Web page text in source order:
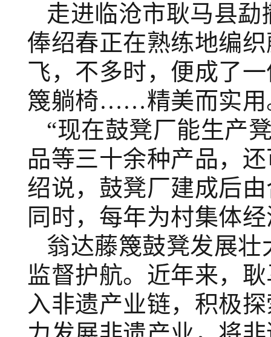
走进临沧市耿马县
俸绍春正在熟练地编
飞，不多时，便成了
篾躺椅……精美而实用
“现在鼓凳厂能生产
品等三十余种产品，
绍说，鼓凳厂建成后
同时，每年为村集体
翁达藤篾鼓凳发展
监督护航。近年来，
入非遗产业链，积极